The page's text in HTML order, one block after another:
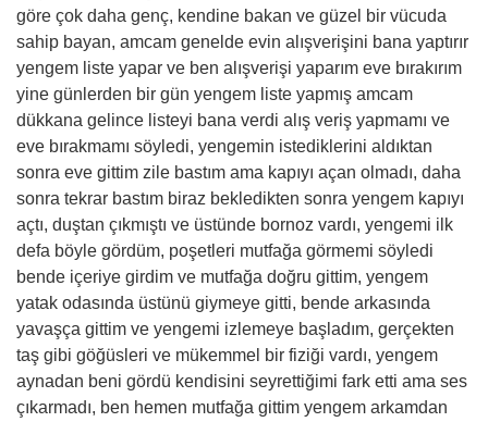
göre çok daha genç, kendine bakan ve güzel bir vücuda
sahip bayan, amcam genelde evin alışverişini bana yaptırır
yengem liste yapar ve ben alışverişi yaparım eve bırakırım
yine günlerden bir gün yengem liste yapmış amcam
dükkana gelince listeyi bana verdi alış veriş yapmamı ve
eve bırakmamı söyledi, yengemin istediklerini aldıktan
sonra eve gittim zile bastım ama kapıyı açan olmadı, daha
sonra tekrar bastım biraz bekledikten sonra yengem kapıyı
açtı, duştan çıkmıştı ve üstünde bornoz vardı, yengemi ilk
defa böyle gördüm, poşetleri mutfağa görmemi söyledi
bende içeriye girdim ve mutfağa doğru gittim, yengem
yatak odasında üstünü giymeye gitti, bende arkasında
yavaşça gittim ve yengemi izlemeye başladım, gerçekten
taş gibi göğüsleri ve mükemmel bir fiziği vardı, yengem
aynadan beni gördü kendisini seyrettiğimi fark etti ama ses
çıkarmadı, ben hemen mutfağa gittim yengem arkamdan